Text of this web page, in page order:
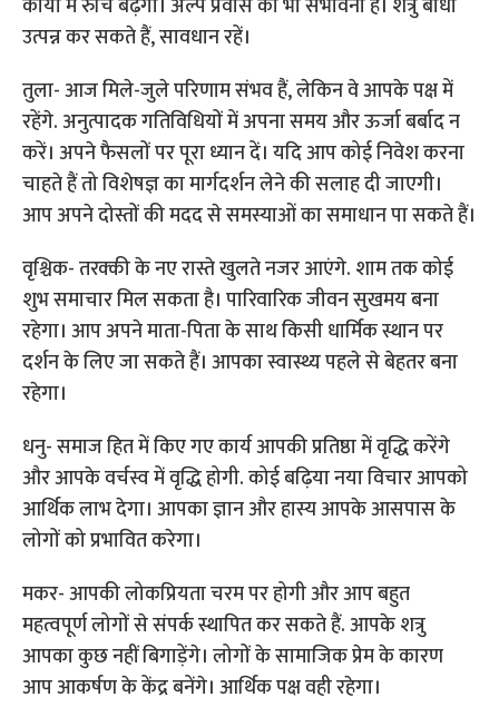
कार्यों में रुचि बढ़ेगी। अल्प प्रवास की भी संभावना है। शत्रु बाधा
उत्पन्न कर सकते हैं, सावधान रहें।
तुला- आज मिले-जुले परिणाम संभव हैं, लेकिन वे आपके पक्ष में
रहेंगे. अनुत्पादक गतिविधियों में अपना समय और ऊर्जा बर्बाद न
करें। अपने फैसलों पर पूरा ध्यान दें। यदि आप कोई निवेश करना
चाहते हैं तो विशेषज्ञ का मार्गदर्शन लेने की सलाह दी जाएगी।
आप अपने दोस्तों की मदद से समस्याओं का समाधान पा सकते हैं।
वृश्चिक- तरक्की के नए रास्ते खुलते नजर आएंगे. शाम तक कोई
शुभ समाचार मिल सकता है। पारिवारिक जीवन सुखमय बना
रहेगा। आप अपने माता-पिता के साथ किसी धार्मिक स्थान पर
दर्शन के लिए जा सकते हैं। आपका स्वास्थ्य पहले से बेहतर बना
रहेगा।
धनु- समाज हित में किए गए कार्य आपकी प्रतिष्ठा में वृद्धि करेंगे
और आपके वर्चस्व में वृद्धि होगी. कोई बढ़िया नया विचार आपको
आर्थिक लाभ देगा। आपका ज्ञान और हास्य आपके आसपास के
लोगों को प्रभावित करेगा।
मकर- आपकी लोकप्रियता चरम पर होगी और आप बहुत
महत्वपूर्ण लोगों से संपर्क स्थापित कर सकते हैं. आपके शत्रु
आपका कुछ नहीं बिगाड़ेंगे। लोगों के सामाजिक प्रेम के कारण
आप आकर्षण के केंद्र बनेंगे। आर्थिक पक्ष वही रहेगा।